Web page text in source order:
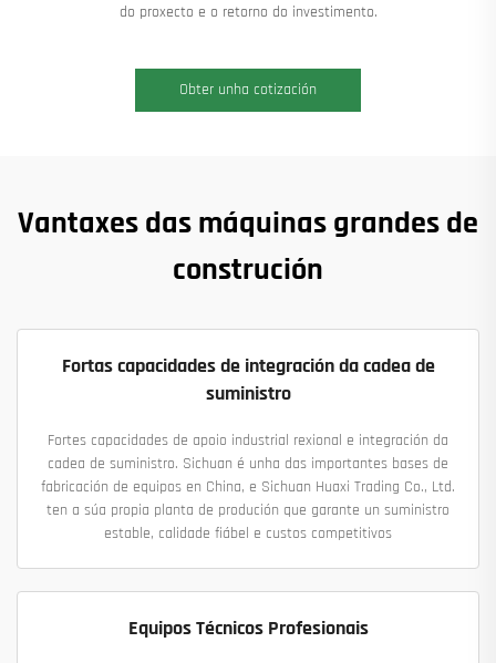
do proxecto e o retorno do investimento.
Obter unha cotización
Vantaxes das máquinas grandes de
construción
Fortas capacidades de integración da cadea de
suministro
Fortes capacidades de apoio industrial rexional e integración da
cadea de suministro. Sichuan é unha das importantes bases de
fabricación de equipos en China, e Sichuan Huaxi Trading Co., Ltd.
ten a súa propia planta de produción que garante un suministro
estable, calidade fiábel e custos competitivos
Equipos Técnicos Profesionais